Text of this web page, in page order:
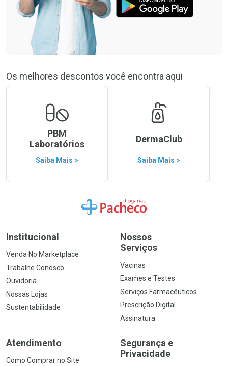
Os melhores descontos você encontra aqui
PBM
Laboratórios
Saiba Mais >
DermaClub
Saiba Mais >
Ir para a Home
Institucional
Venda No Marketplace
Trabalhe Conosco
Ouvidoria
Nossas Lojas
Sustentabilidade
Nossos
Serviços
Vacinas
Exames e Testes
Serviços Farmacêuticos
Prescrição Digital
Assinatura
Atendimento
Como Comprar no Site
Segurança e
Privacidade